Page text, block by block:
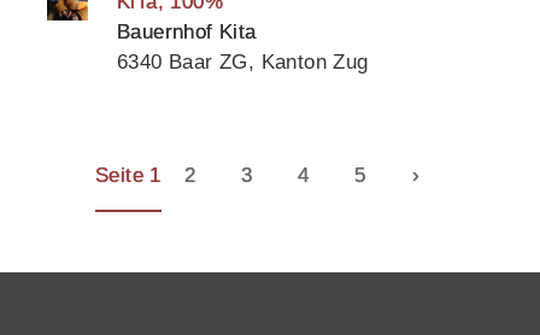
Bauernhof Kita
6340 Baar ZG, Kanton Zug
Seite 1 2 3 4 5 ›